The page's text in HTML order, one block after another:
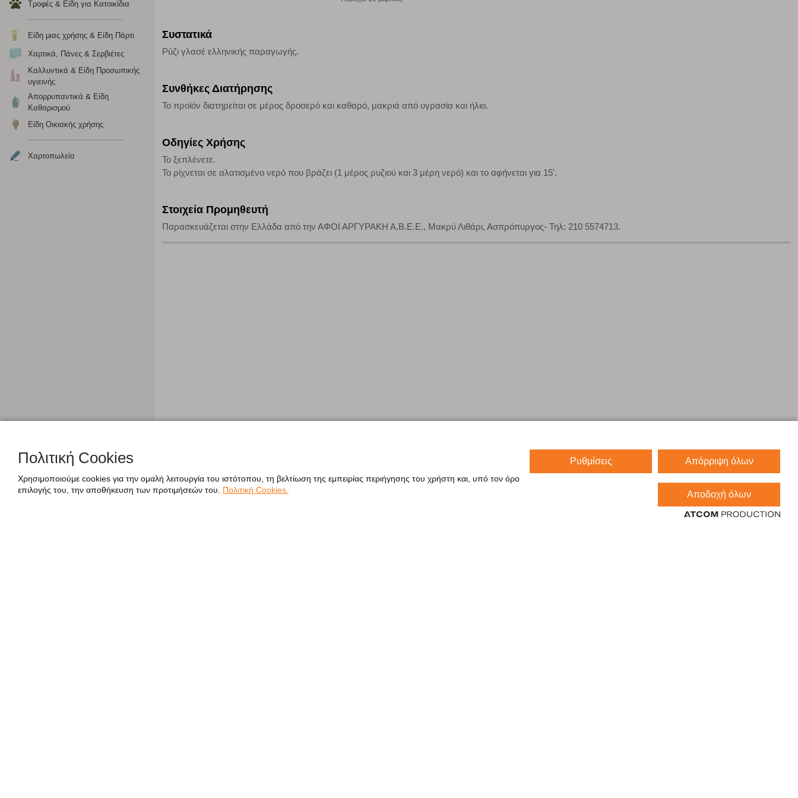
Τροφές & Είδη για Κατοικίδια
Είδη μιας χρήσης & Είδη Πάρτι
Χαρτικά, Πάνες & Σερβιέτες
Καλλυντικά & Είδη Προσωπικής
υγιεινής
Απορρυπαντικά & Είδη
Καθαρισμού
Είδη Οικιακής χρήσης
Χαρτοπωλείο
Συστατικά
Ρύζι γλασέ ελληνικής παραγωγής.
Συνθήκες Διατήρησης
Το προϊόν διατηρείται σε μέρος δροσερό και καθαρό, μακριά από υγρασία και ήλιο.
Οδηγίες Χρήσης
Το ξεπλένετε.
Το ρίχνεται σε αλατισμένο νερό που βράζει (1 μέρος ρυζιού και 3 μέρη νερό) και το αφήνεται για 15'.
Στοιχεία Προμηθευτή
Παρασκευάζεται στην Ελλάδα από την ΑΦΟΙ ΑΡΓΥΡΑΚΗ Α.Β.Ε.Ε., Μακρύ Λιθάρι, Ασπρόπυργος- Τηλ: 210 5574713.
Πολιτική Cookies
Χρησιμοποιούμε cookies για την ομαλή λειτουργία του ιστότοπου, τη βελτίωση της εμπειρίας περιήγησης του χρήστη και, υπό τον όρο
επιλογής του, την αποθήκευση των προτιμήσεών του.
Πολιτική Cookies.
Ρυθμίσεις Απόρριψη όλων
Αποδοχή όλων
Η συγκεκριμένη κατηγορία cookies είναι απαραίτητη για τη λειτουργία του ιστότοπου και ενεργοποιημένη. Έχετε ωστόσο τη δυνατότητα να ρυθμίσετε το πρόγραμμα περιήγησής σας ώστε να
αποκλείει ή να σας ειδοποιεί σχετικά με αυτά τα cookies, με το ενδεχόμενο σε αυτήν την περίπτωση ορισμένα τμήματα του ιστότοπου να μη λειτουργούν.
Αποθήκευση ρυθμίσεων